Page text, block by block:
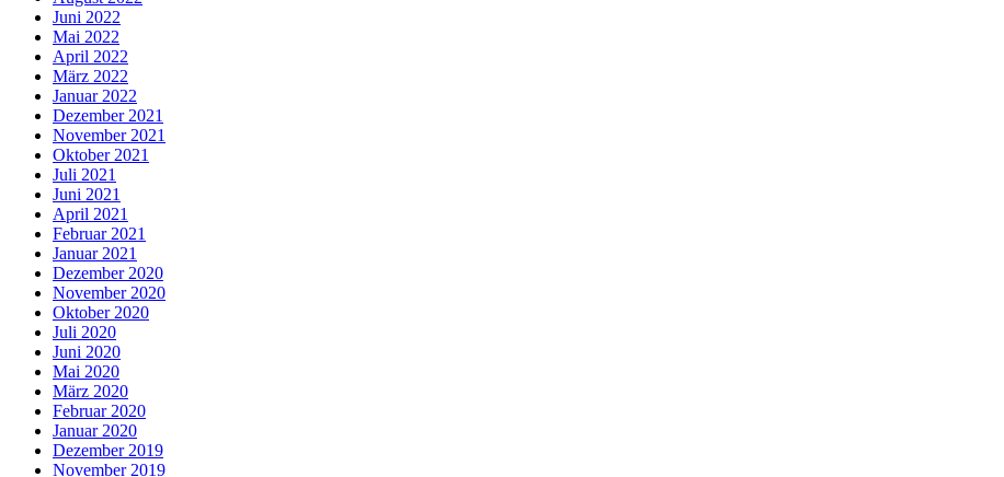
Juni 2022
Mai 2022
April 2022
März 2022
Januar 2022
Dezember 2021
November 2021
Oktober 2021
Juli 2021
Juni 2021
April 2021
Februar 2021
Januar 2021
Dezember 2020
November 2020
Oktober 2020
Juli 2020
Juni 2020
Mai 2020
März 2020
Februar 2020
Januar 2020
Dezember 2019
November 2019